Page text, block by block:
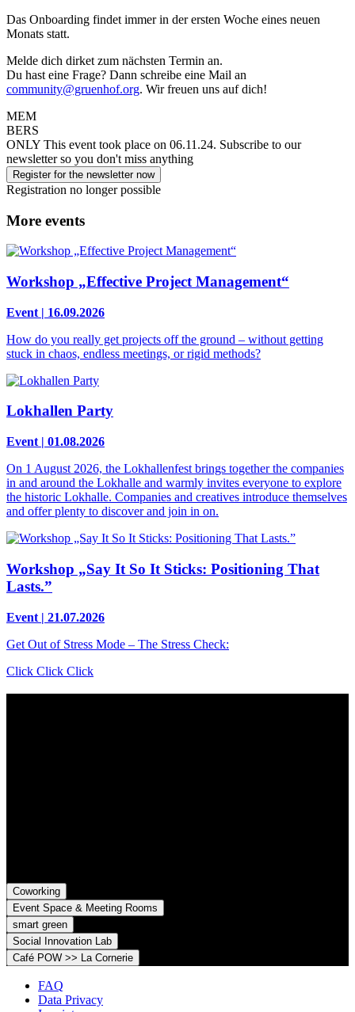
Das Onboarding findet immer in der ersten Woche eines neuen
Monats statt.
Melde dich dirket zum nächsten Termin an.
Du hast eine Frage? Dann schreibe eine Mail an
community@gruenhof.org. Wir freuen uns auf dich!
MEM
BERS
ONLY This event took place on 06.11.24. Subscribe to our
newsletter so you don't miss anything
Register for the newsletter now
Registration no longer possible
More events
Workshop „Effective Project Management“
Event | 16.09.2026
How do you really get projects off the ground – without getting
stuck in chaos, endless meetings, or rigid methods?
Lokhallen Party
Event | 01.08.2026
On 1 August 2026, the Lokhallenfest brings together the companies
in and around the Lokhalle and warmly invites everyone to explore
the historic Lokhalle. Companies and creatives introduce themselves
and offer plenty to discover and join in on.
Workshop „Say It So It Sticks: Positioning That
Lasts.”
Event | 21.07.2026
Get Out of Stress Mode – The Stress Check:
Click Click Click
Coworking
Event Space & Meeting Rooms
smart green
Social Innovation Lab
Café POW >> La Cornerie
FAQ
Data Privacy